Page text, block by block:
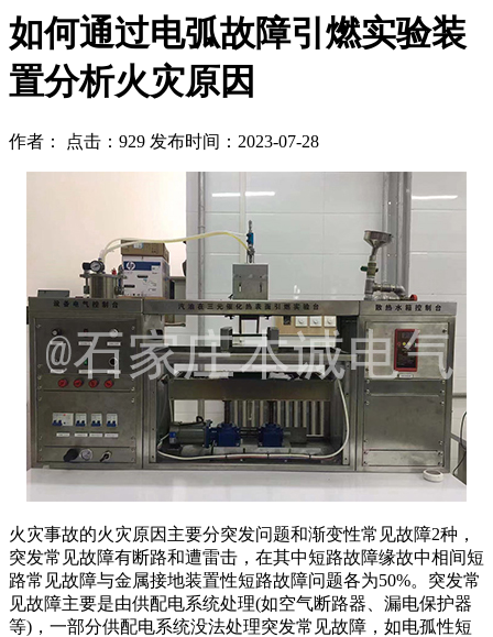
如何通过电弧故障引燃实验装
置分析火灾原因
作者： 点击：929 发布时间：2023-07-28
火灾事故的火灾原因主要分突发问题和渐变性常见故障2种，
突发常见故障有断路和遭雷击，在其中短路故障缘故中相间短
路常见故障与金属接地装置性短路故障问题各为50%。突发常
见故障主要是由供配电系统处理(如空气断路器、漏电保护器
等)，一部分供配电系统没法处理突发常见故障，如电孤性短